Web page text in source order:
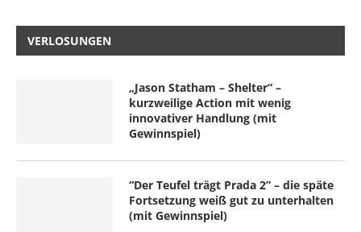
VERLOSUNGEN
„Jason Statham – Shelter“ –
kurzweilige Action mit wenig
innovativer Handlung (mit
Gewinnspiel)
“Der Teufel trägt Prada 2” – die späte
Fortsetzung weiß gut zu unterhalten
(mit Gewinnspiel)